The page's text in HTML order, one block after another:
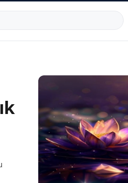
444 30 49E-posta:info@dijinika.net